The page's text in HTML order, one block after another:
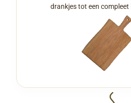
drankjes tot een